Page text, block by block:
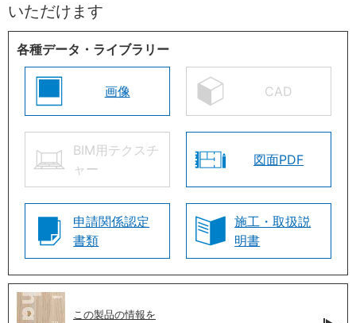
いただけます
各種データ・ライブラリー
画像 CAD
BIM用テクスチ
ャー
図面PDF
申請関係認定
書類
施工・取扱説
明書
この製品の情報を